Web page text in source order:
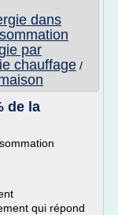
dans
par
chauffage /
de la
qui répond